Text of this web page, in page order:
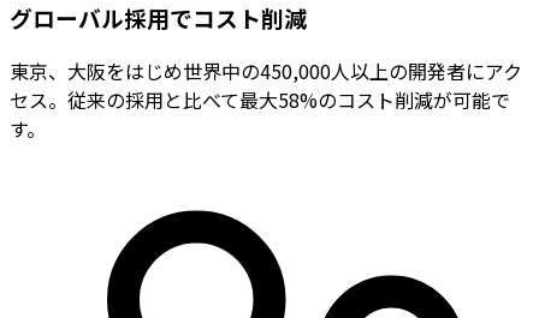
グローバル採用でコスト削減
東京、大阪をはじめ世界中の450,000人以上の開発者にアク
セス。従来の採用と比べて最大58%のコスト削減が可能で
す。